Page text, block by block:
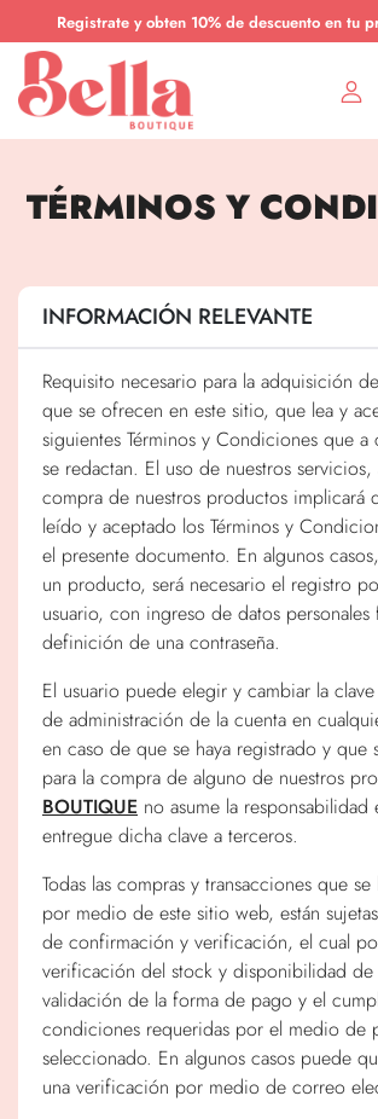
Registrate y obten 10% de descuento en tu
BLUSA
CAMISA
CHOMPA
ATEMPORAL
CAPAS QUE PERDURAN
PUNTO + DENIM
OFFICE WEAR
MAMÁ ES BELLA
TÉRMINOS Y
INFORMACIÓN RELEVANTE
Requisito necesario para la adquisición
que se ofrecen en este sitio, que lea y
siguientes Términos y Condiciones que a
se redactan. El uso de nuestros
compra de nuestros productos implicará
leído y aceptado los Términos y
el presente documento. En algunos
un producto, será necesario el registro
usuario, con ingreso de datos
definición de una contraseña.
El usuario puede elegir y cambiar la
de administración de la cuenta en
en caso de que se haya registrado y que
para la compra de alguno de nuestros
BOUTIQUE no asume la
entregue dicha clave a terceros.
Todas las compras y transacciones que
por medio de este sitio web, están
de confirmación y verificación, el cual
verificación del stock y disponibilidad
validación de la forma de pago y el
condiciones requeridas por el medio de
seleccionado. En algunos casos puede
una verificación por medio de correo